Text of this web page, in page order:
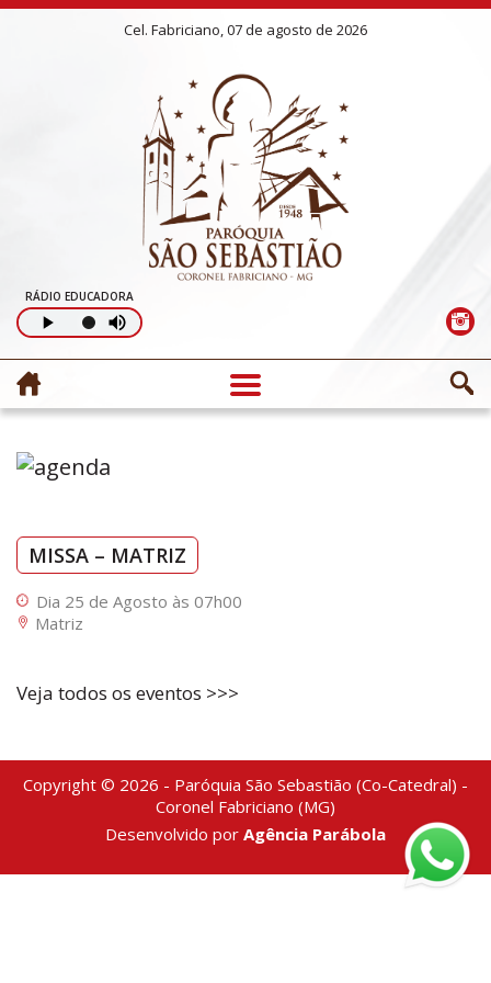
Cel. Fabriciano, 07 de agosto de 2026
RÁDIO EDUCADORA
MISSA – MATRIZ
Dia 25 de Agosto às 07h00
Matriz
Veja todos os eventos >>>
Copyright © 2026 - Paróquia São Sebastião (Co-Catedral) -
Coronel Fabriciano (MG)
Desenvolvido por Agência Parábola